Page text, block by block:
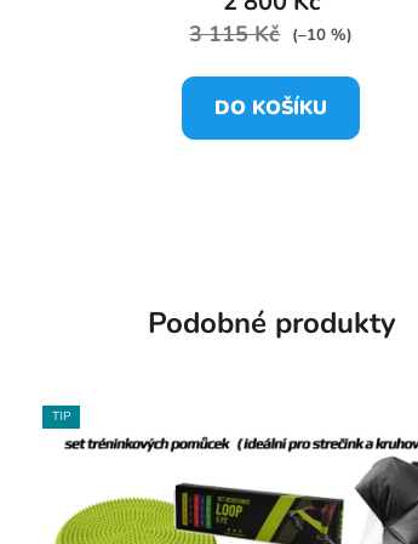
3 115 Kč (–10 %)
DO KOŠÍKU
Podobné produkty
TIP